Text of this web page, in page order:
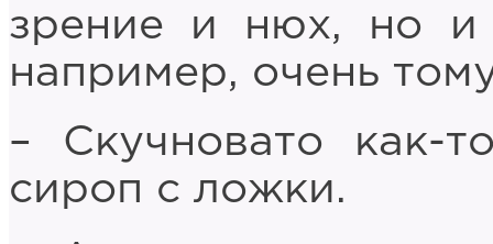
зрение и нюх, но и
например, очень
– Скучновато как-
сироп с ложки.